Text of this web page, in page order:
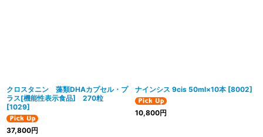
クロスタニン 藻類DHAカプセル・プ
ラス[機能性表示食品] 270粒
[1029]
37,800円
ナインシス 9cis 50ml×10本 [8002]
10,800円